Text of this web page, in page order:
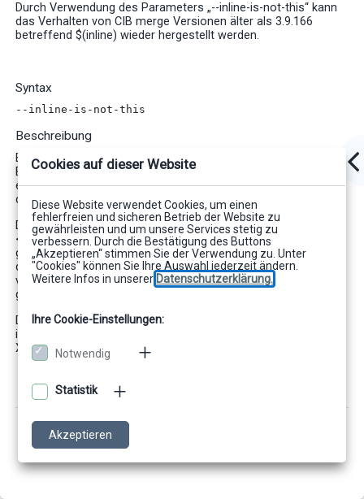
Durch Verwendung des Parameters „--inline-is-not-this“ kann
das Verhalten von CIB merge Versionen älter als 3.9.166
betreffend $(inline) wieder hergestellt werden.
Syntax
--inline-is-not-this
Beschreibung
Bis CIB merge Version 3.9.165 wurde intern auf dem
Bezeichner $(inline) gearbeitet, d.h. es wurde ein Kontext
erzeugt. Ab CIB merge Version 3.9.166 wird das $(inline) durch
den tatsächlichen Dateinamen ersetzt.
Damit funktionieren Konstrukte mit "--directory-read=inline=
<Dateiname>" ($(inline) wird auf eine Datei umgeleitet) und
gleichzeitig „REF "DAT:XML:$(inline);relativ/Pfad” ” nicht mehr,
da für relative XPATH-Ausdrucke kein Kontext mehr
vorhanden ist. Es müsste mit absoluten XPATH-Befehlen
gearbeitet werden.
Durch Verwendung des Parameters „--inline-is-not-this“ wird
intern ein Kontext erzeugt und damit die Verwendung relativer
XPATH-Befehle ermöglicht.
Cookies auf dieser Website
Diese Website verwendet Cookies, um einen
fehlerfreien und sicheren Betrieb der Website zu
gewährleisten und um unsere Services stetig zu
verbessern. Durch die Bestätigung des Buttons
„Akzeptieren“ stimmen Sie der Verwendung zu. Unter
"Cookies" können Sie Ihre Auswahl jederzeit ändern.
Weitere Infos in unserer Datenschutzerklärung.
Ihre Cookie-Einstellungen:
Notwendig
Statistik
Akzeptieren